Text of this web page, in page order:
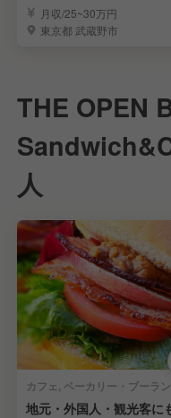
リスタ募集
月収/25~30万円
東京都 武蔵野市
THE OPEN
人
地元・外国人・観光客に